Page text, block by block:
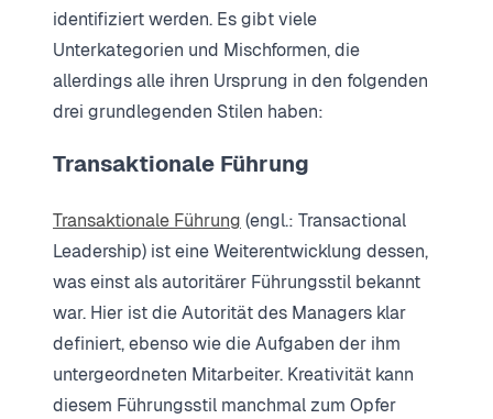
identifiziert werden. Es gibt viele
Unterkategorien und Mischformen, die
allerdings alle ihren Ursprung in den folgenden
drei grundlegenden Stilen haben:
Transaktionale Führung
Transaktionale Führung (engl.: Transactional
Leadership) ist eine Weiterentwicklung dessen,
was einst als autoritärer Führungsstil bekannt
war. Hier ist die Autorität des Managers klar
definiert, ebenso wie die Aufgaben der ihm
untergeordneten Mitarbeiter. Kreativität kann
diesem Führungsstil manchmal zum Opfer